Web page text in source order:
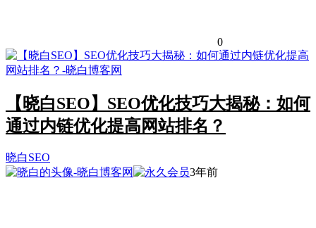
0
【晓白SEO】SEO优化技巧大揭秘：如何
通过内链优化提高网站排名？
晓白SEO
3年前